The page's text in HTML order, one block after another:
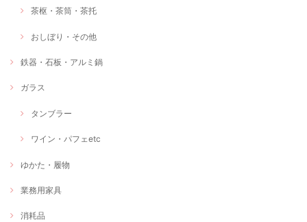
茶枢・茶筒・茶托
おしぼり・その他
鉄器・石板・アルミ鍋
ガラス
タンブラー
ワイン・パフェetc
ゆかた・履物
業務用家具
消耗品